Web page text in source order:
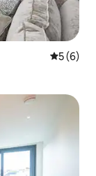
5 av 5 i
5 (6)